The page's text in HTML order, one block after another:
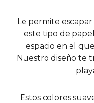
Le permite
este tipo de
espacio en el
Nuestro diseño te
Estos colores